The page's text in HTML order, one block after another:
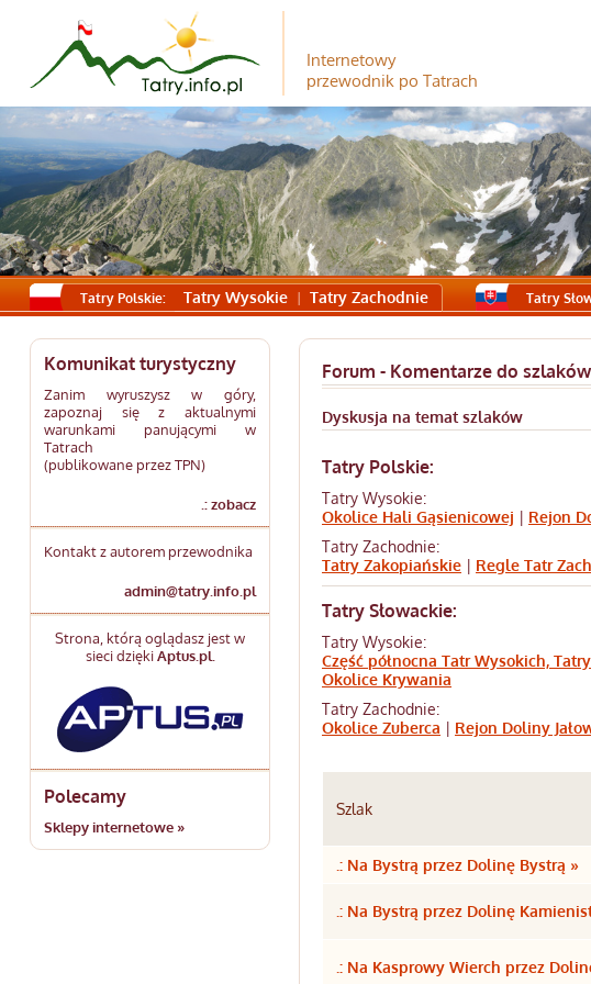
Internetowy
przewodnik po Tatrach
Tatry Polskie: Tatry Wysokie Tatry Zachodnie Tatry
Komunikat turystyczny
Zanim wyruszysz w góry,
zapoznaj się z aktualnymi
warunkami panującymi w
Tatrach
(publikowane przez TPN)
.: zobacz
Kontakt z autorem przewodnika
admin@tatry.info.pl
Strona, którą oglądasz jest w
sieci dziękiAptus.pl
Polecamy
Sklepy internetowe »
Forum - Komentarze do szlaków
Dyskusja na temat szlaków
Tatry Polskie:
Tatry Wysokie:
Okolice Hali Gąsienicowej | Rejon
Tatry Zachodnie:
Tatry Zakopiańskie | Regle Tatr
Tatry Słowackie:
Tatry Wysokie:
Część północna Tatr Wysokich,
Okolice Krywania
Tatry Zachodnie:
Okolice Zuberca | Rejon Doliny
Szlak
.: Na Bystrą przez Dolinę Bystrą »
.: Na Bystrą przez Dolinę
.: Na Kasprowy Wierch przez